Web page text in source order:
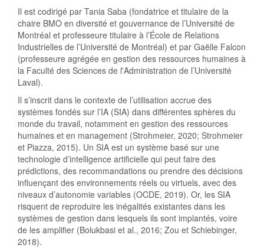
Il est codirigé par Tania Saba (fondatrice et titulaire de la
chaire BMO en diversité et gouvernance de l’Université de
Montréal et professeure titulaire à l’École de Relations
Industrielles de l’Université de Montréal) et par Gaëlle Falcon
(professeure agrégée en gestion des ressources humaines à
la Faculté des Sciences de l'Administration de l’Université
Laval).
Il s’inscrit dans le contexte de l’utilisation accrue des
systèmes fondés sur l’IA (SIA) dans différentes sphères du
monde du travail, notamment en gestion des ressources
humaines et en management (Strohmeier, 2020; Strohmeier
et Piazza, 2015). Un SIA est un système basé sur une
technologie d’intelligence artificielle qui peut faire des
prédictions, des recommandations ou prendre des décisions
influençant des environnements réels ou virtuels, avec des
niveaux d’autonomie variables (OCDE, 2019). Or, les SIA
risquent de reproduire les inégalités existantes dans les
systèmes de gestion dans lesquels ils sont implantés, voire
de les amplifier (Bolukbasi et al., 2016; Zou et Schiebinger,
2018).